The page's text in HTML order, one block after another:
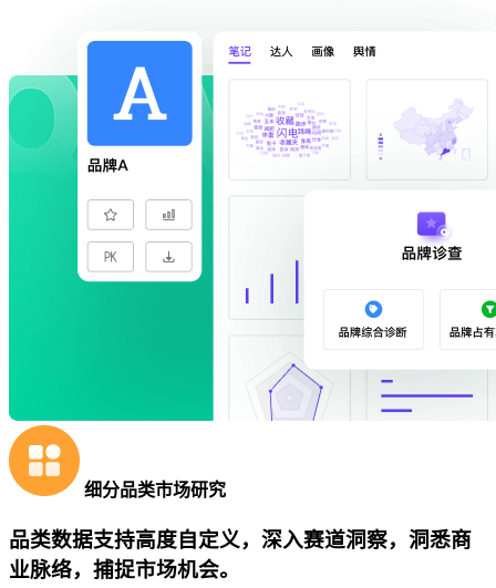
细分品类市场研究
品类数据支持高度自定义，深入赛道洞察，洞悉商
业脉络，捕捉市场机会。